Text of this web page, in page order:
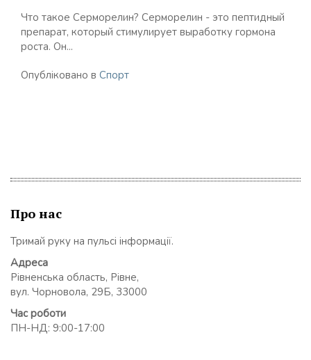
Что такое Серморелин? Серморелин - это пептидный
препарат, который стимулирует выработку гормона
роста. Он...
Опубліковано в Спорт
Про нас
Тримай руку на пульсі інформації.
Адреса
Рівненська область, Рівне,
вул. Чорновола, 29Б, 33000
Час роботи
ПН-НД: 9:00-17:00